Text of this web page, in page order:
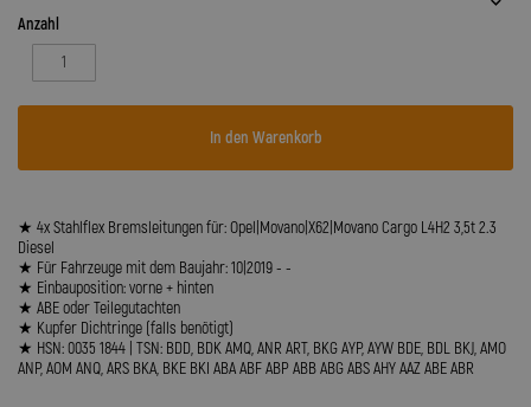
Anzahl
In den Warenkorb
★ 4x Stahlflex Bremsleitungen für: Opel|Movano|X62|Movano Cargo L4H2 3,5t 2.3
Diesel
★ Für Fahrzeuge mit dem Baujahr: 10|2019 - -
★ Einbauposition: vorne + hinten
★ ABE oder Teilegutachten
★ Kupfer Dichtringe (falls benötigt)
★ HSN: 0035 1844 | TSN: BDD, BDK AMQ, ANR ART, BKG AYP, AYW BDE, BDL BKJ, AMO
ANP, AOM ANQ, ARS BKA, BKE BKI ABA ABF ABP ABB ABG ABS AHY AAZ ABE ABR